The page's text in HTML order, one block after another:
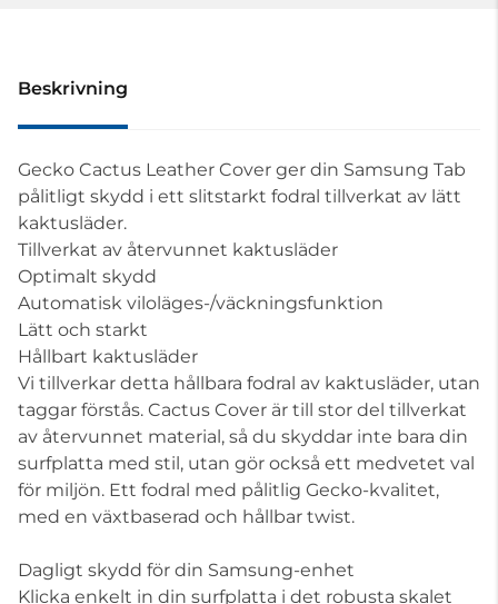
Beskrivning
Gecko Cactus Leather Cover ger din Samsung Tab
pålitligt skydd i ett slitstarkt fodral tillverkat av lätt
kaktusläder.
Tillverkat av återvunnet kaktusläder
Optimalt skydd
Automatisk viloläges-/väckningsfunktion
Lätt och starkt
Hållbart kaktusläder
Vi tillverkar detta hållbara fodral av kaktusläder, utan
taggar förstås. Cactus Cover är till stor del tillverkat
av återvunnet material, så du skyddar inte bara din
surfplatta med stil, utan gör också ett medvetet val
för miljön. Ett fodral med pålitlig Gecko-kvalitet,
med en växtbaserad och hållbar twist.
Dagligt skydd för din Samsung-enhet
Klicka enkelt in din surfplatta i det robusta skalet